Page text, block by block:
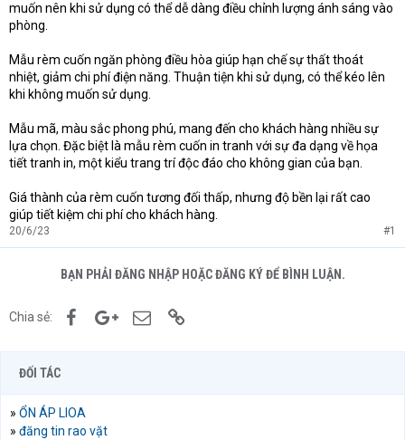
muốn nên khi sử dụng có thể dễ dàng điều chỉnh lượng ánh sáng vào
phòng.
Mẫu rèm cuốn ngăn phòng điều hòa giúp hạn chế sự thất thoát
nhiệt, giảm chi phí điện năng. Thuận tiện khi sử dụng, có thể kéo lên
khi không muốn sử dụng.
Mẫu mã, màu sắc phong phú, mang đến cho khách hàng nhiều sự
lựa chọn. Đặc biệt là mẫu rèm cuốn in tranh với sự đa dạng về họa
tiết tranh in, một kiểu trang trí độc đáo cho không gian của bạn.
Giá thành của rèm cuốn tương đối thấp, nhưng độ bền lại rất cao
giúp tiết kiệm chi phí cho khách hàng.
20/6/23 #1
BẠN PHẢI ĐĂNG NHẬP HOẶC ĐĂNG KÝ ĐỂ BÌNH LUẬN.
Chia sẻ: FacebookGoogle+Email
ĐỐI TÁC
» ỔN ÁP LIOA
» đăng tin rao vặt